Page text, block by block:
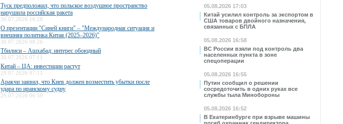
05.08.2026 17:03
Китай усилил контроль за экспортом в
США товаров двойного назначения,
связанных с БПЛА
05.08.2026 16:58
ВС России взяли под контроль два
населенных пункта в зоне
спецоперации
05.08.2026 16:55
Путин сообщил о решении
сосредоточить в одних руках все
службы тыла Минобороны
05.08.2026 16:52
В Екатеринбурге при взрыве машины
Туск предположил, что польское воздушное пространство
нарушила российская ракета
30.07.2026 16:28
О презентации "Синей книги" – "Международная ситуация и
внешняя политика Китая (2025–2026)"
30.07.2026 08:26
Тбилиси – Ашхабад: интерес обоюдный
30.07.2026 07:11
Китай – ЦА: инвестиции растут
29.07.2026 07:11
Аракчи заявил, что Киев должен возместить убытки после
удара по иранскому судну
29.07.2026 06:59